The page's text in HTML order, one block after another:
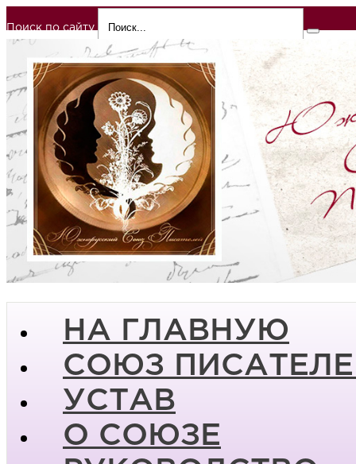
Поиск по сайту
НА ГЛАВНУЮ
СОЮЗ
УСТАВ
О СОЮЗЕ